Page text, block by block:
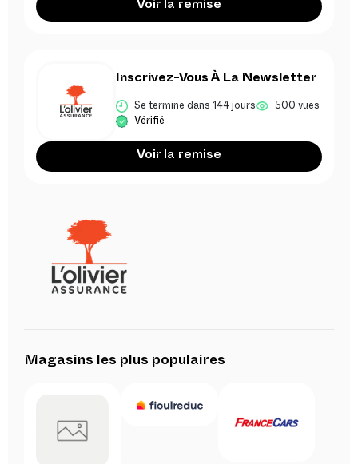
Voir la remise
Inscrivez-Vous À La Newsletter
Se termine dans 144 jours 500 vues
Vérifié
Voir la remise
Magasins les plus populaires